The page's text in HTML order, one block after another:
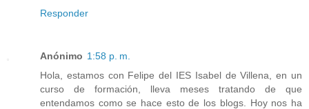
Responder
Anónimo 1:58 p. m.
Hola, estamos con Felipe del IES Isabel de Villena, en un
curso de formación, lleva meses tratando de que
entendamos como se hace esto de los blogs. Hoy nos ha